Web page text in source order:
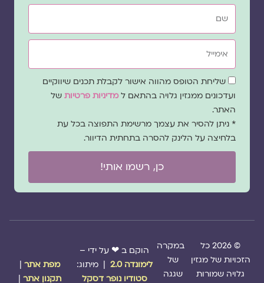
שם
אימייל
שדה
הסכמה
שליחת הטופס מהווה אישור לקבלת תכנים שיווקיים
ועדכונים ממגזין גלויה בהתאם ל מדיניות פרטיותשל
האתר.
* ניתן להסיר את עצמך מרשימת התפוצה בכל עת
בלחיצה על הלינק להסרה בתחתית הדיוור.
כן, רשמו אותי!
© 2026 כל
הזכויות של מגזין
גלויה שמורות
במקרה
של
שגגה
הוקם ב ❤ על ידי –
לימונדה 2.0
| מיתוג:
סטודיו נופר דסקל
מפת אתר|
תקנון אתר|